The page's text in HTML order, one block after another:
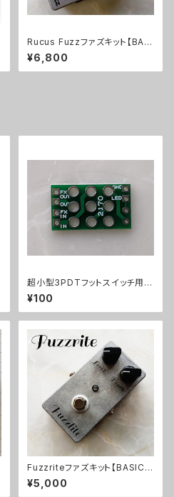
Rucus Fuzzファズキット【BASI
C KIT】
¥6,800
超小型3PDTフットスイッチ用プ
リント基板トゥルーバイパス用21
70
¥100
Fuzzriteファズキット【BASIC K
IT】
¥5,000